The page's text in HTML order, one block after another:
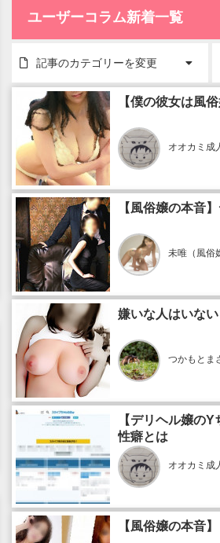
ユーザーコラム新着一覧
記事のカテゴリーを変更
【僕の彼女は風
オオカミ成
【風俗嬢の本音
未唯（風俗
嫌いな人はいな
つかもとま
【デリヘル嬢の
性癖とは
オオカミ成
【風俗嬢の本音